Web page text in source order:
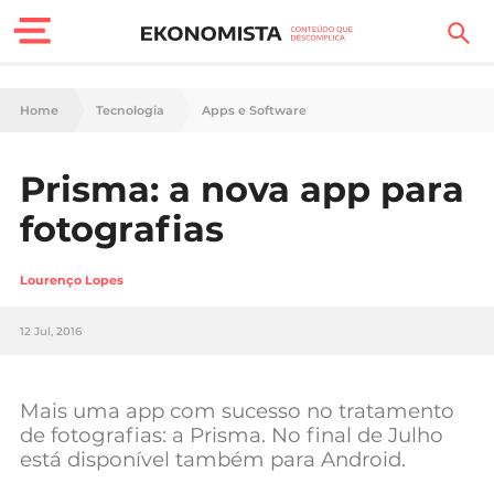
Finanças Pessoais
Carreira
Casa
Tecnologia
Negócios
Home Tecnologia Apps e Software
Prisma: a nova app para
fotografias
Lourenço Lopes
12 Jul, 2016
Mais uma app com sucesso no tratamento
de fotografias: a Prisma. No final de Julho
está disponível também para Android.